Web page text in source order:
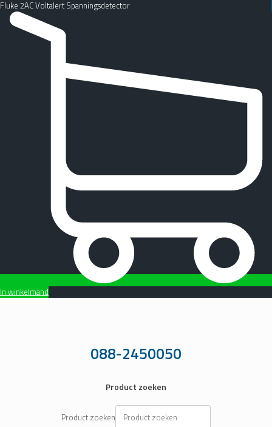
Fluke 2AC Voltalert Spanningsdetector
In winkelmand
088-2450050
Product zoeken
Product zoeken